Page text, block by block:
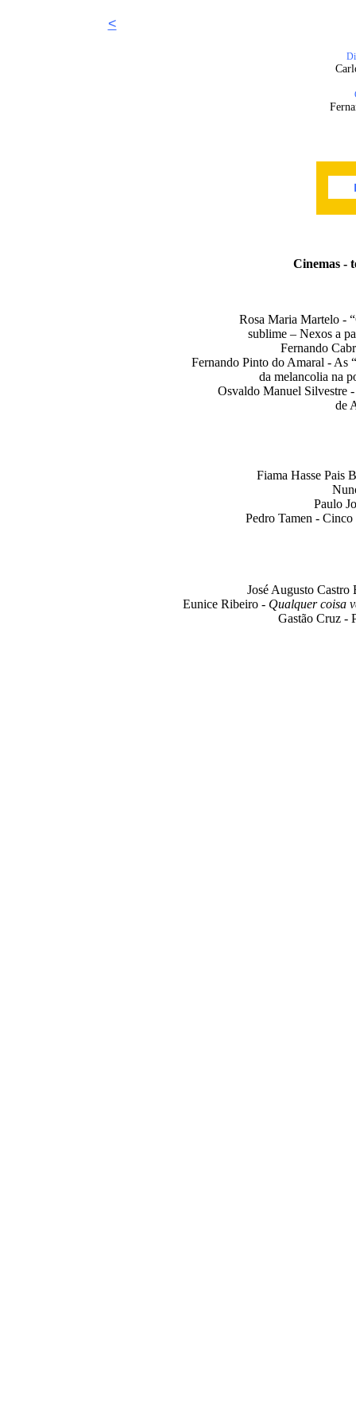
<
Cinemas -
Rosa Maria Martelo -
sublime – Nexos a
Fernando
Fernando Pinto do Amaral - As
da melancolia na
Osvaldo Manuel Silvestre -
de
Fiama Hasse Pais
Paulo
Pedro Tamen -
José Augusto Castro
Eunice Ribeiro - Qualquer coisa
Gastão Cruz -